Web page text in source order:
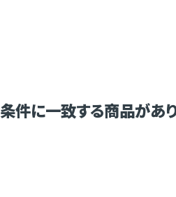
条件に一致する商品があ